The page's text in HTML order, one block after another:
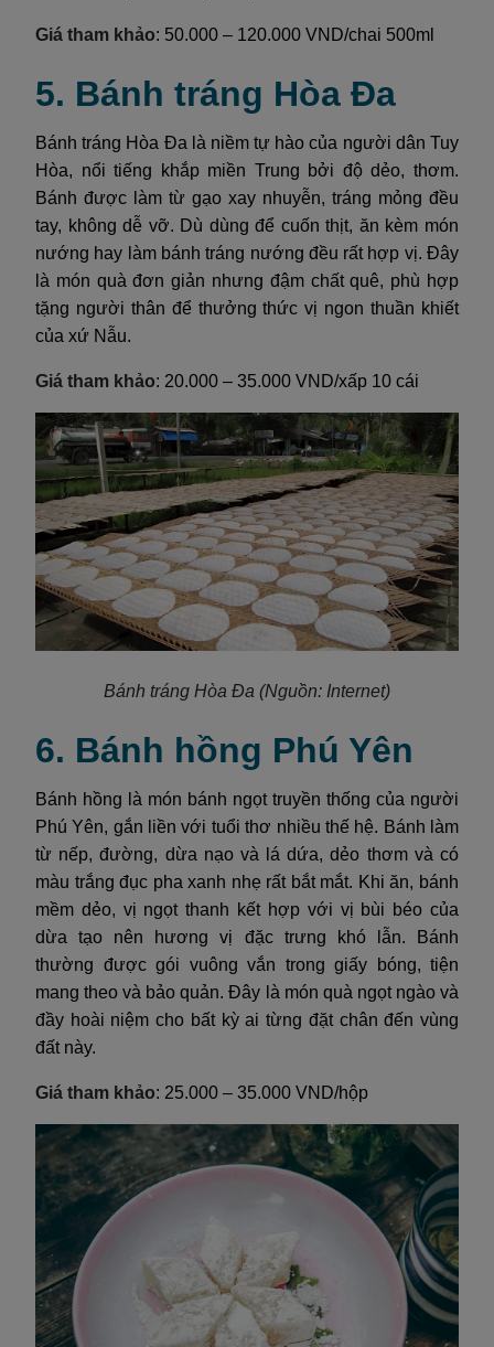
Giá tham khảo: 50.000 – 120.000 VND/chai 500ml
5. Bánh tráng Hòa Đa
Bánh tráng Hòa Đa là niềm tự hào của người dân Tuy
Hòa, nổi tiếng khắp miền Trung bởi độ dẻo, thơm.
Bánh được làm từ gạo xay nhuyễn, tráng mỏng đều
tay, không dễ vỡ. Dù dùng để cuốn thịt, ăn kèm món
nướng hay làm bánh tráng nướng đều rất hợp vị. Đây
là món quà đơn giản nhưng đậm chất quê, phù hợp
tặng người thân để thưởng thức vị ngon thuần khiết
của xứ Nẫu.
Giá tham khảo: 20.000 – 35.000 VND/xấp 10 cái
Bánh tráng Hòa Đa (Nguồn: Internet)
6. Bánh hồng Phú Yên
Bánh hồng là món bánh ngọt truyền thống của người
Phú Yên, gắn liền với tuổi thơ nhiều thế hệ. Bánh làm
từ nếp, đường, dừa nạo và lá dứa, dẻo thơm và có
màu trắng đục pha xanh nhẹ rất bắt mắt. Khi ăn, bánh
mềm dẻo, vị ngọt thanh kết hợp với vị bùi béo của
dừa tạo nên hương vị đặc trưng khó lẫn. Bánh
thường được gói vuông vắn trong giấy bóng, tiện
mang theo và bảo quản. Đây là món quà ngọt ngào và
đầy hoài niệm cho bất kỳ ai từng đặt chân đến vùng
đất này.
Giá tham khảo: 25.000 – 35.000 VND/hộp